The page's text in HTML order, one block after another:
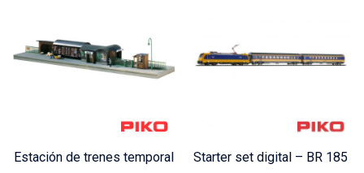
Estación de trenes temporal Starter set digital – BR 185